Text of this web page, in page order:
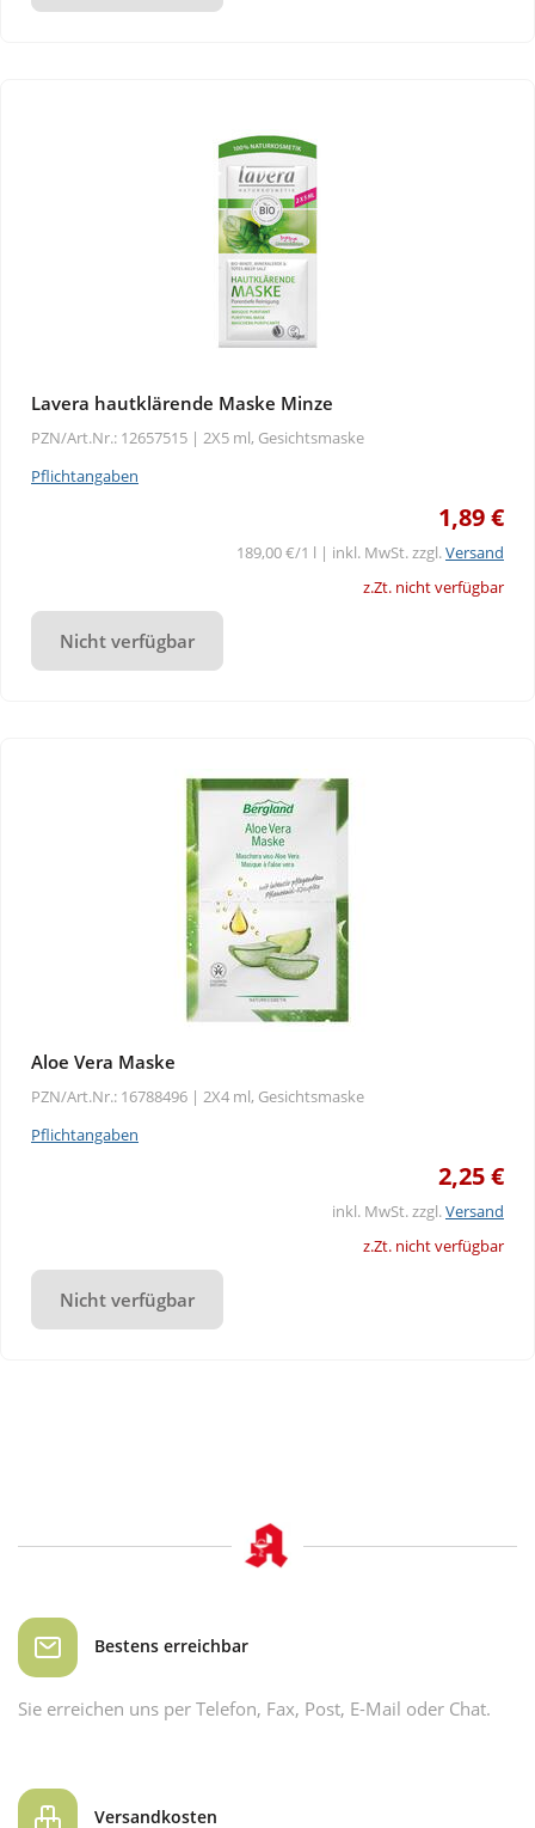
Lavera hautklärende Maske Minze
PZN/Art.Nr.: 12657515 | 2X5 ml, Gesichtsmaske
Pflichtangaben
1,89 €
189,00 €/1 l | inkl. MwSt. zzgl.Versand
z.Zt. nicht verfügbar
Nicht verfügbar
Aloe Vera Maske
PZN/Art.Nr.: 16788496 | 2X4 ml, Gesichtsmaske
Pflichtangaben
2,25 €
inkl. MwSt. zzgl.Versand
z.Zt. nicht verfügbar
Nicht verfügbar
Bestens erreichbar
Sie erreichen uns per Telefon, Fax, Post, E-Mail oder Chat.
Versandkosten